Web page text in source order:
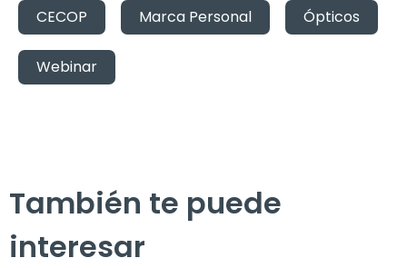
CECOP Marca Personal Ópticos
Webinar
También te puede
interesar